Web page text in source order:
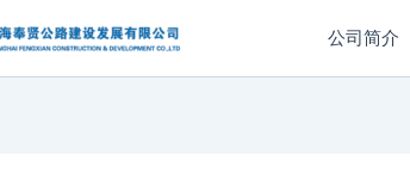
公司简介